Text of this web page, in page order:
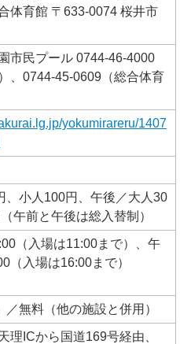
体育館 〒633-0074 桜井市
市民プール 0744-46-4000
、0744-45-0609（総合体育
yokumirareru/1407
、小人100円、午後／大人30
午前と午後は総入替制）
（入場は11:00まで）、午
（入場は16:00まで）
無料（他の施設と併用）
理ICから国道169号経由、